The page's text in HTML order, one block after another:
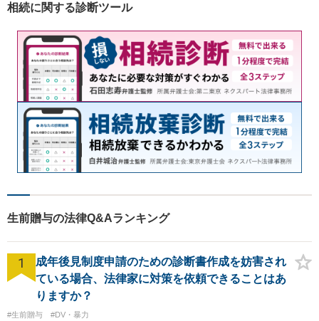
て、より良い解決に導くお手
伝いをいたします。
相続に関する診断ツール
生前贈与の法律Q&Aランキング
1
成年後見制度申請のための診断書作成を妨害され
ている場合、法律家に対策を依頼できることはあ
りますか？
#生前贈与 #DV・暴力